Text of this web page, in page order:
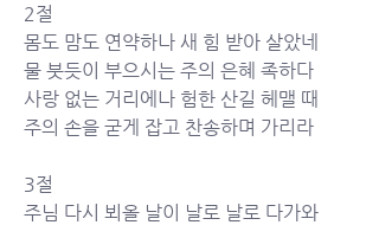
2절
몸도 맘도 연약하나 새 힘 받아 살았네
물 붓듯이 부으시는 주의 은혜 족하다
사랑 없는 거리에나 험한 산길 헤맬 때
3절
주님 다시 뵈올 날이 날로 날로 다가와